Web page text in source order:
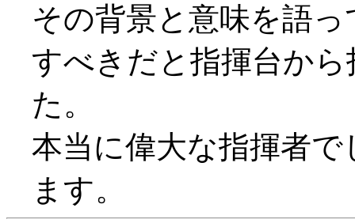
その背景と意味を語
すべきだと指揮台か
た。
本当に偉大な指揮者
ます。